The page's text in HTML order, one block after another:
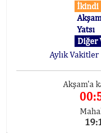
İkindi
Yatsı
Diğer
Aylık Vakitler
Akşam'a